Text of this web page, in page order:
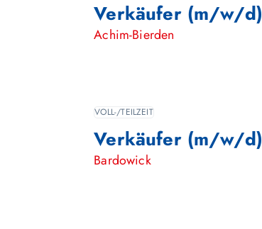
Verkäufer (m/w/d)
Achim-Bierden
Verkäufer (m/w/d)
Bardowick
VOLL-/TEILZEIT